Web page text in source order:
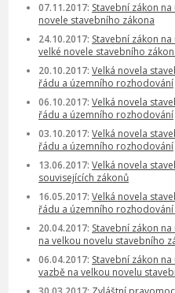
07.11.2017: Stavební zákon
novele stavebního zákona
24.10.2017: Stavební zákon
velké novele stavebního
20.10.2017: Velká novela
řádu a územního rozhodování
06.10.2017: Velká novela
řádu a územního rozhodování
03.10.2017: Velká novela
řádu a územního rozhodování
13.06.2017: Velká novela
souvisejících zákonů
16.05.2017: Velká novela
řádu a územního
20.04.2017: Stavební zákon
na velkou novelu stavebního
06.04.2017: Stavební zákon
vazbě na velkou novelu